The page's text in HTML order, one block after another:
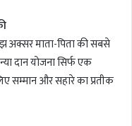
अक्सर माता-पिता की सबसे
दान योजना सिर्फ एक
सम्मान और सहारे का प्रतीक